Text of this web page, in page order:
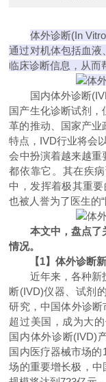
体外诊断(In
通过对机体包括血液
临床诊断信息，从而
国内体外诊断
国产生化诊断试剂，
革的推动、国家产业
特点，IVD行业将会
会中扮演着越来越重
都依靠它。其在疾
中，发挥着极其重
也被人誉为了医生的“
本文中，盘点了
情况。
【1】体外诊断新
近年来，各种新技
断(IVD)仪器、试剂
研究，中国体外诊
超过美国，成为大
国内体外诊断(IVD)
国内医疗器械市场的
场的重要增长极，中